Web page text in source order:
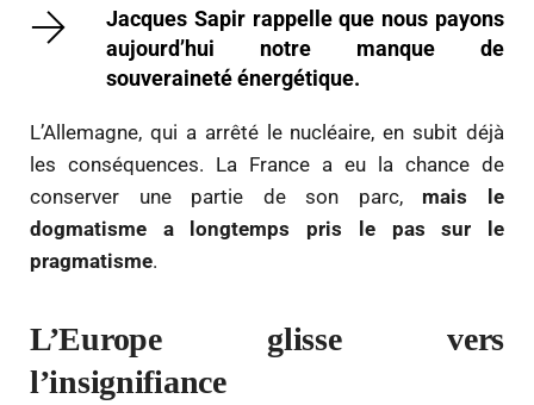
Jacques Sapir rappelle que nous payons
aujourd’hui notre manque de
souveraineté énergétique.
L’Allemagne, qui a arrêté le nucléaire, en subit déjà
les conséquences. La France a eu la chance de
conserver une partie de son parc, mais le
dogmatisme a longtemps pris le pas sur le
pragmatisme.
L’Europe glisse vers
l’insignifiance